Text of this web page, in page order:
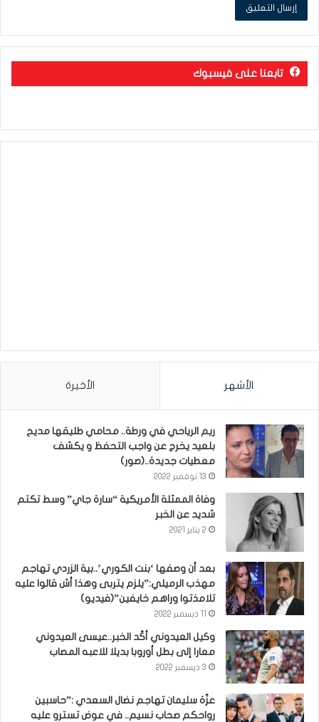
تابعنا على فيسبوك
الأشهر الأخيرة
ريم الرياحي في ورطة.. محامي طليقها مديح
بلعيد يخرج عن واجب التحفظ و يكشف
معطيات جديدة..(صور)
13 نوفمبر 2022
وفاة الممثلة الأمريكية “سارة جاي” وسط تكتم
شديد عن الخبر
2 يناير 2021
بعد أن وصفها ‘بنت الكوري’..بية الزردي تهاجم
مهذب الرميلي:”يلزم يتربى وهذا أش قالوا عليه
تلامذتوا وراهم خايفين”(فيديو)
وكيل العيدوني أكّد الخبر..عيسى العيدوني
معارا إلى بطل أوروبا بديلا للاعبه المصاب
3 ديسمبر 2022
عزّة سليمان تهاجم نضال السعدي :”حاسبين
رواحكم صحاب نسيم.. في عوض تسترو عليه